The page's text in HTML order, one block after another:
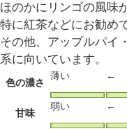
ほのかにリンゴの風味
特に紅茶などにお勧め
その他、アップルパイ
系に向いています。
色の濃さ
薄い ←
甘味
弱い ←